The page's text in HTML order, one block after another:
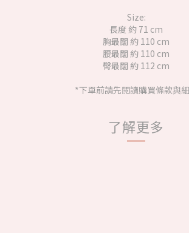
Size:
長度 約 71 cm
胸最闊 約 110 cm
腰最闊 約 110 cm
臀最闊 約 112 cm
*下單前請先閱讀購買條款與
了解更多